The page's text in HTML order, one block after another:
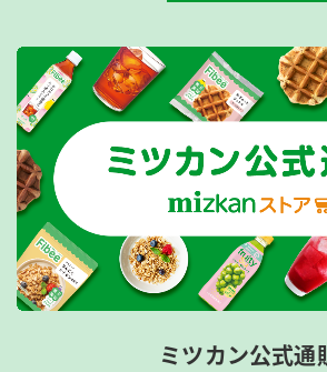
ミツカン公式通